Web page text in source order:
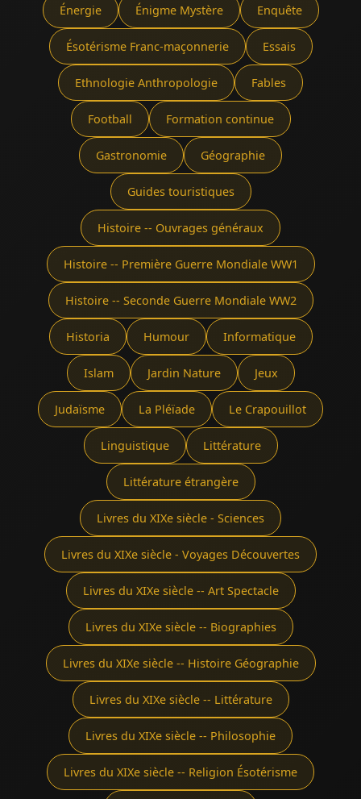
Énergie Énigme Mystère Enquête
Ésotérisme Franc-maçonnerie Essais
Ethnologie Anthropologie Fables
Football Formation continue
Gastronomie Géographie
Guides touristiques
Histoire -- Ouvrages généraux
Histoire -- Première Guerre Mondiale WW1
Histoire -- Seconde Guerre Mondiale WW2
Historia Humour Informatique
Islam Jardin Nature Jeux
Judaïsme La Pléïade Le Crapouillot
Linguistique Littérature
Littérature étrangère
Livres du XIXe siècle - Sciences
Livres du XIXe siècle - Voyages Découvertes
Livres du XIXe siècle -- Art Spectacle
Livres du XIXe siècle -- Biographies
Livres du XIXe siècle -- Histoire Géographie
Livres du XIXe siècle -- Littérature
Livres du XIXe siècle -- Philosophie
Livres du XIXe siècle -- Religion Ésotérisme